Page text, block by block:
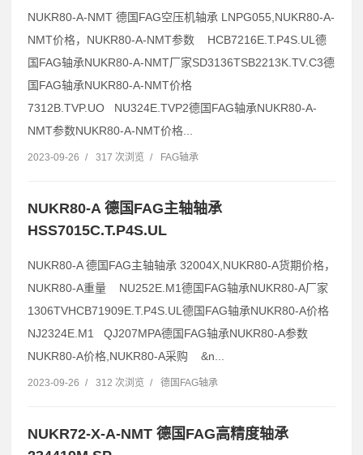
NUKR80-A-NMT 德国FAG空压机轴承 LNPG055,NUKR80-A-
NMT价格，NUKR80-A-NMT参数 HCB7216E.T.P4S.UL德
国FAG轴承NUKR80-A-NMT厂家SD3136TSB2213K.TV.C3德
国FAG轴承NUKR80-A-NMT价格
7312B.TVP.UO NU324E.TVP2德国FAG轴承NUKR80-A-
NMT参数NUKR80-A-NMT价格...
2023-09-26 / 317 次浏览 / FAG轴承
NUKR80-A 德国FAG主轴轴承
HSS7015C.T.P4S.UL
NUKR80-A 德国FAG主轴轴承 32004X,NUKR80-A货期价格，
NUKR80-A重量 NU252E.M1德国FAG轴承NUKR80-A厂家
1306TVHCB71909E.T.P4S.UL德国FAG轴承NUKR80-A价格
NJ2324E.M1 QJ207MPA德国FAG轴承NUKR80-A参数
NUKR80-A价格,NUKR80-A采购 &n...
2023-09-26 / 312 次浏览 / 德国FAG轴承
NUKR72-X-A-NMT 德国FAG高精度轴承